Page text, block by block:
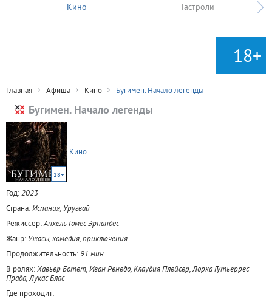
Кино Гастроли
18+
Главная Афиша Кино Бугимен. Начало легенды
Бугимен. Начало легенды
18+
Кино
Год:2023
Страна:Испания, Уругвай
Режиссер:Анхель Гомес Эрнандес
Жанр: Ужасы, комедия, приключения
Продолжительность: 91 мин.
В ролях:Хавьер Ботет, Иван Ренедо, Клаудия Плейсер, Лорка Гутьеррес
Прада, Лукас Блас
Где проходит: